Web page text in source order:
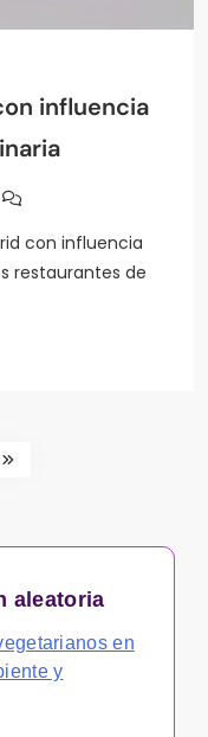
influencia
con influencia
restaurantes de
aleatoria
en
y